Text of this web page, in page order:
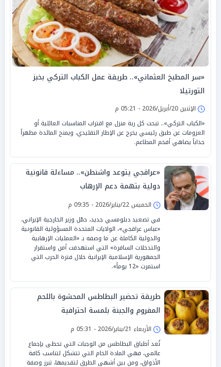
«سر المطبخ العثماني».. طريقة عمل الكباب التركي بخبز
التورتيلا
الإثنين 20/أبريل/2026 - 05:21 م
«الكباب التركي».. تبحث كل ربة منزل مع اقتراب المناسبات العائلية أو
العزومات عن طبق رئيسي يخرج عن الإطار التقليدي، ويمنح المائدة مظهراً
جذاباً يضاهي أفخم المطاعم.
«عراقجي يتوعد واشنطن».. مساءلة قانونية
دولية بتهمة دعم الإرهاب
الخميس 22/يناير/2026 - 09:35 م
في تصعيد دبلومسي جديد، حمّل وزير الخارجية الإيراني،
«عباس عراقجي»، الولايات المتحدة المسؤولية القانونية
والدولية الكاملة عن ما وصفه بـ «العمليات الإرهابية
والتدخلات السافرة» التي استهدفت أمن واستقرار
الجمهورية الإسلامية الإيرانية خلال فترة الحرب التي
استمرت «12 يوماً».
طريقة تحضير البطاطس المحشوة باللحم
المفروم والجبنة بلمسة احترافية
الأربعاء 21/يناير/2026 - 05:31 م
تُعد أطباق البطاطس من الوجبات التي تحظى بإجماع
عالمي، فهي المادة الخام التي تتشكل لتناسب كافة
الأذواق، ومن بين أشهى الطرق لتقديمها، تبرز وصفة